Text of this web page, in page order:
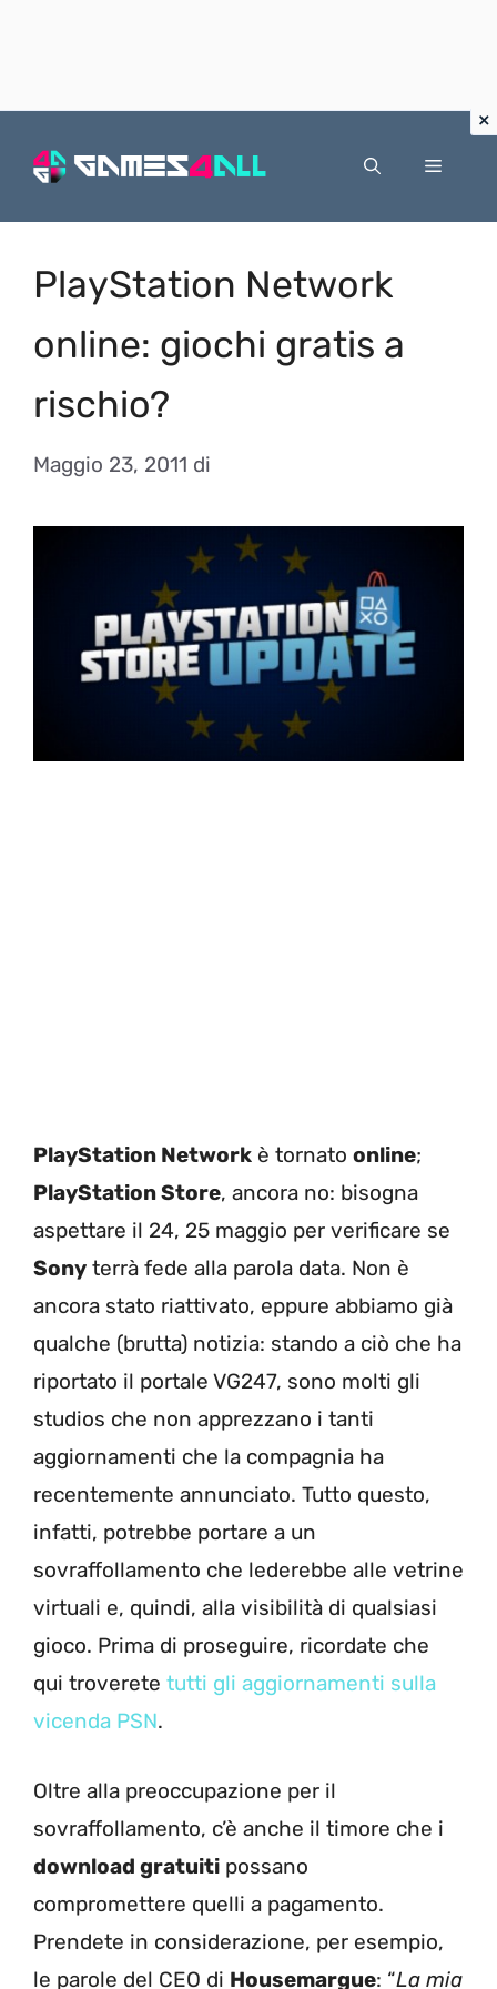
Menu
PlayStation Network
online: giochi gratis a
rischio?
Maggio 23, 2011 di
PlayStation Network è tornato online;
PlayStation Store, ancora no: bisogna
aspettare il 24, 25 maggio per verificare se
Sony terrà fede alla parola data. Non è
ancora stato riattivato, eppure abbiamo già
qualche (brutta) notizia: stando a ciò che ha
riportato il portale VG247, sono molti gli
studios che non apprezzano i tanti
aggiornamenti che la compagnia ha
recentemente annunciato. Tutto questo,
infatti, potrebbe portare a un
sovraffollamento che lederebbe alle vetrine
virtuali e, quindi, alla visibilità di qualsiasi
gioco. Prima di proseguire, ricordate che
qui troverete tutti gli aggiornamenti sulla
vicenda PSN.
Oltre alla preoccupazione per il
sovraffollamento, c’è anche il timore che i
download gratuiti possano
compromettere quelli a pagamento.
Prendete in considerazione, per esempio,
le parole del CEO di Housemargue: “La mia